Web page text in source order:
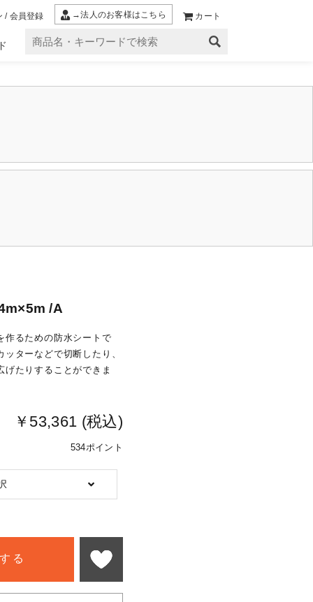
/ 会員登録 →法人のお客様はこちら カート
/A
作るための防水シートで
ターなどで切断したり、
げたりすることができま
￥53,361 (税込)
534ポイント
る